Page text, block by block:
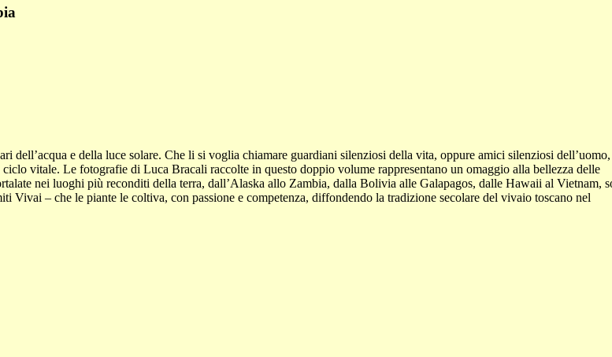
dell’acqua e della luce solare. Che li si voglia chiamare guardiani silenziosi della vita, oppure amici silenziosi
vitale. Le fotografie di Luca Bracali raccolte in questo doppio volume rappresentano un omaggio alla bellezza delle
nei luoghi più reconditi della terra, dall’Alaska allo Zambia, dalla Bolivia alle Galapagos, dalle Hawaii al Vietnam,
Vivai – che le piante le coltiva, con passione e competenza, diffondendo la tradizione secolare del vivaio toscano nel